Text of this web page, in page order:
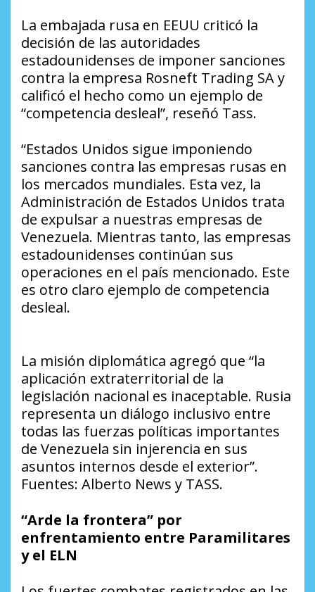
La embajada rusa en EEUU criticó la
decisión de las autoridades
estadounidenses de imponer sanciones
contra la empresa Rosneft Trading SA y
calificó el hecho como un ejemplo de
“competencia desleal”, reseñó Tass.
“Estados Unidos sigue imponiendo
sanciones contra las empresas rusas en
los mercados mundiales. Esta vez, la
Administración de Estados Unidos trata
de expulsar a nuestras empresas de
Venezuela. Mientras tanto, las empresas
estadounidenses continúan sus
operaciones en el país mencionado. Este
es otro claro ejemplo de competencia
desleal.
La misión diplomática agregó que “la
aplicación extraterritorial de la
legislación nacional es inaceptable. Rusia
representa un diálogo inclusivo entre
todas las fuerzas políticas importantes
de Venezuela sin injerencia en sus
asuntos internos desde el exterior”.
Fuentes: Alberto News y TASS.
“Arde la frontera” por
enfrentamiento entre Paramilitares
y el ELN